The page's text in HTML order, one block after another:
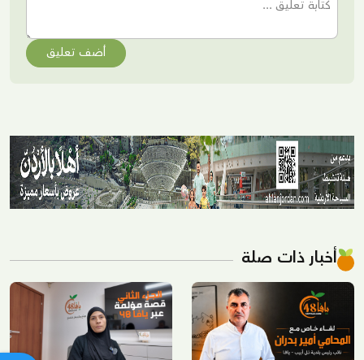
أضف تعليق
أخبار ذات صلة